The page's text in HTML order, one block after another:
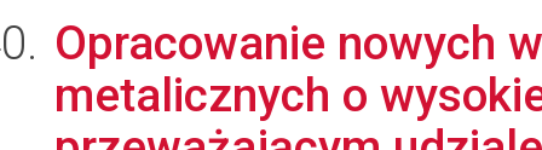
Opracowanie nowych
metalicznych o